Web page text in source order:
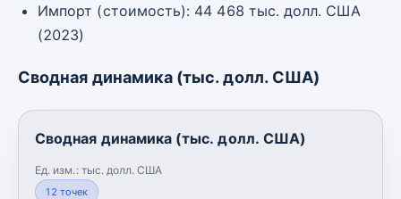
Импорт (стоимость): 44 468 тыс. долл. США
(2023)
Сводная динамика (тыс. долл. США)
Сводная динамика (тыс. долл. США)
Ед. изм.: тыс. долл. США
12 точек